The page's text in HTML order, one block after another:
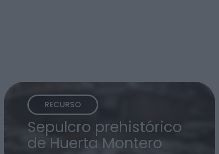
RECURSO
Sepulcro prehistórico
de Huerta Montero